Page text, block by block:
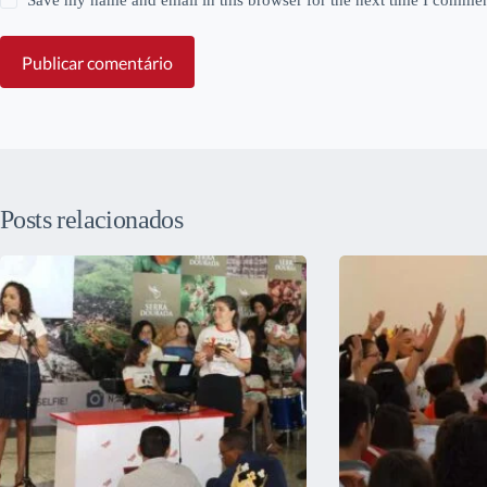
Publicar comentário
Posts relacionados